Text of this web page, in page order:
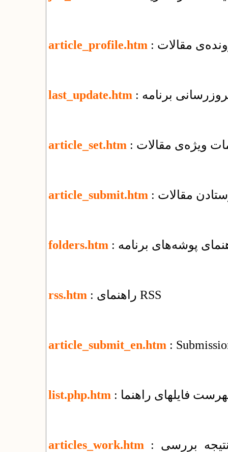
article_profile.htm مقالات
last_update.htm برنامه
article_set.htm ویژه‌ی مقالات
article_submit.htm مقالات
folders.htm پوشه‌های برنامه
rss.htm : راهنمای RSS
article_submit_en.htm :
list.php.htm فایل​های راهنما
articles_work.htm : تغییرات جمعی و اطلاع‌رسانی وضعیت و نتیجه بررسی